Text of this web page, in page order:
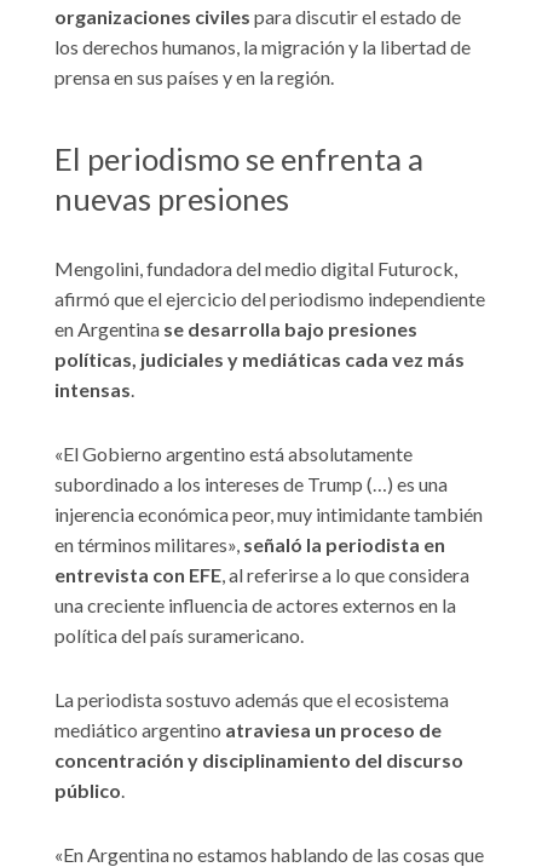
organizaciones civiles para discutir el estado de
los derechos humanos, la migración y la libertad de
prensa en sus países y en la región.
El periodismo se enfrenta a
nuevas presiones
Mengolini, fundadora del medio digital Futurock,
afirmó que el ejercicio del periodismo independiente
en Argentina se desarrolla bajo presiones
políticas, judiciales y mediáticas cada vez más
intensas
«El Gobierno argentino está absolutamente
subordinado a los intereses de Trump (…) es una
injerencia económica peor, muy intimidante también
en términos militares», señaló la periodista en
entrevista con EFE , al referirse a lo que considera
una creciente influencia de actores externos en la
política del país suramericano.
La periodista sostuvo además que el ecosistema
mediático argentino atraviesa un proceso de
concentración y disciplinamiento del discurso
público
«En Argentina no estamos hablando de las cosas que